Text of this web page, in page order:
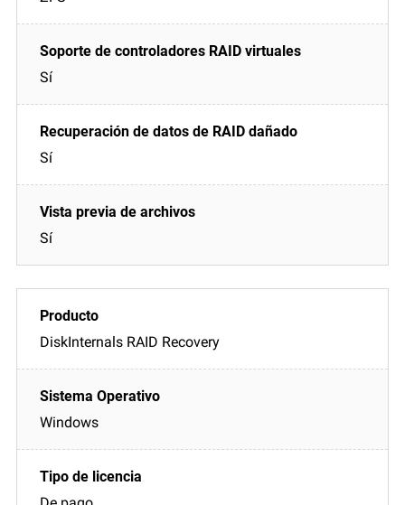
Sí
Sí
Sí
DiskInternals RAID Recovery
Windows